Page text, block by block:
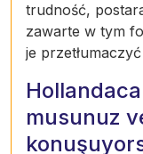
trudność,
zawarte w tym
je
musunuz